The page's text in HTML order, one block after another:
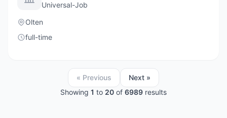
Universal-Job
Olten
full-time
« Previous
Next »
Showing 1 to 20 of 6989 results